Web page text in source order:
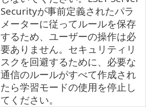
Securityが事前定義されたパラ
メーターに従ってルールを保存
するため、ユーザーの操作は必
要ありません。セキュリティリ
スクを回避するために、必要な
通信のルールがすべて作成され
たら学習モードの使用を停止し
てください。